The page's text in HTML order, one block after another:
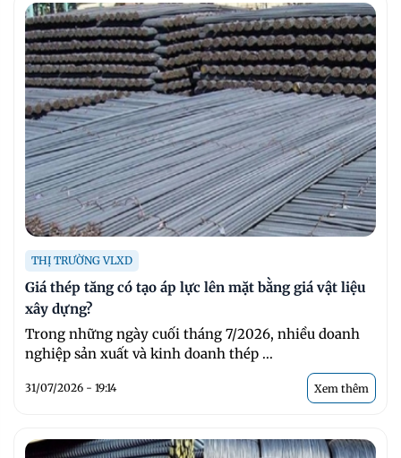
THỊ TRƯỜNG VLXD
Giá thép tăng có tạo áp lực lên mặt bằng giá vật liệu
xây dựng?
Trong những ngày cuối tháng 7/2026, nhiều doanh
nghiệp sản xuất và kinh doanh thép ...
31/07/2026 - 19:14 Xem thêm